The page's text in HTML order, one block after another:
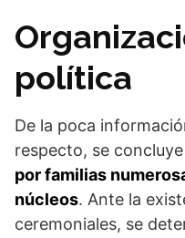
política
De la poca
respecto, se
por familias
núcleos. Ante la
ceremoniales, se